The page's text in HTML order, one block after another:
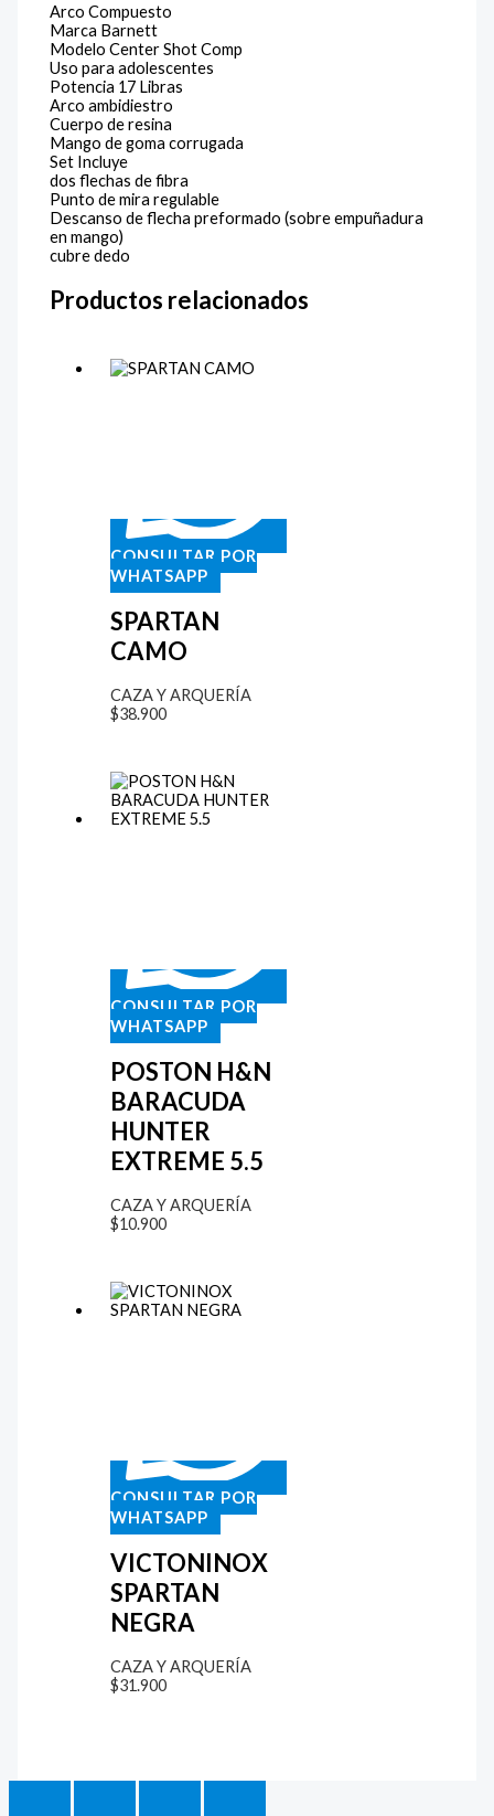
Arco Compuesto
Marca Barnett
Modelo Center Shot Comp
Uso para adolescentes
Potencia 17 Libras
Arco ambidiestro
Cuerpo de resina
Mango de goma corrugada
Set Incluye
dos flechas de fibra
Punto de mira regulable
Descanso de flecha preformado (sobre empuñadura
en mango)
cubre dedo
Productos relacionados
CONSULTAR POR
WHATSAPP
SPARTAN
CAMO
CAZA Y ARQUERÍA
$38.900
CONSULTAR POR
WHATSAPP
POSTON H&N
BARACUDA
HUNTER
EXTREME 5.5
CAZA Y ARQUERÍA
$10.900
CONSULTAR POR
WHATSAPP
VICTONINOX
SPARTAN
NEGRA
CAZA Y ARQUERÍA
$31.900